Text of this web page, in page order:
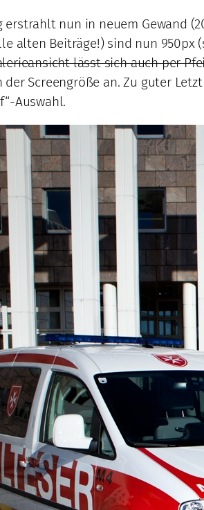
erstrahlt nun in neuem Gewand
alten Beiträge!) sind nun 950px
lässt sich auch per
der Screengröße an. Zu guter
Auswahl.